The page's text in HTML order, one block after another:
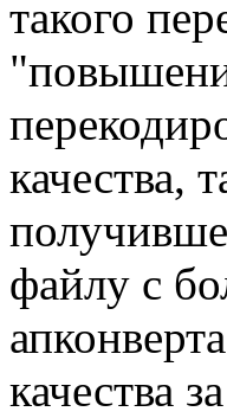
такого
качества,
файлу с
качества